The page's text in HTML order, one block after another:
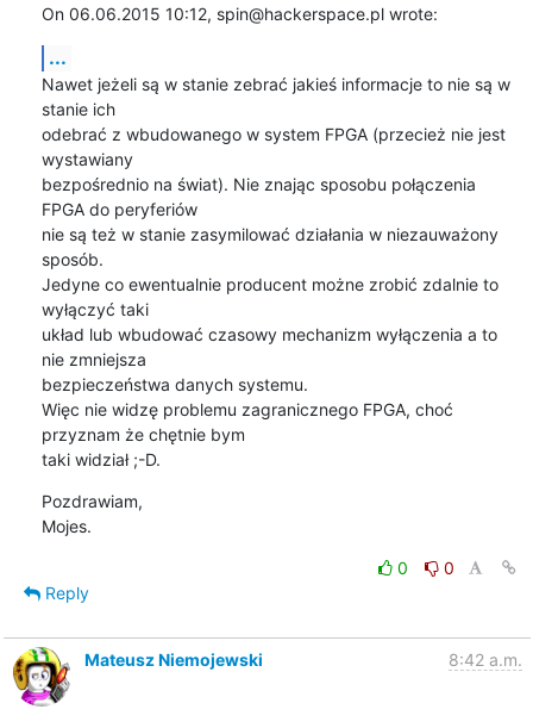
On 06.06.2015 10:12, spin@hackerspace.pl wrote:
...
Nawet jeżeli są w stanie zebrać jakieś informacje to nie są w
stanie ich
odebrać z wbudowanego w system FPGA (przecież nie jest
wystawiany
bezpośrednio na świat). Nie znając sposobu połączenia
FPGA do peryferiów
nie są też w stanie zasymilować działania w niezauważony
sposób.
Jedyne co ewentualnie producent możne zrobić zdalnie to
wyłączyć taki
układ lub wbudować czasowy mechanizm wyłączenia a to
nie zmniejsza
bezpieczeństwa danych systemu.
Więc nie widzę problemu zagranicznego FPGA, choć
przyznam że chętnie bym
taki widział ;-D.
Pozdrawiam,
Mojes.
0
0
Reply
Mateusz Niemojewski 8:42 a.m.